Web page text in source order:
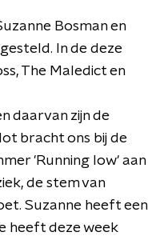
Bosman en
In de deze
The Maledict en
daarvan zijn de
bracht ons bij de
'Running low' aan
de stem van
Suzanne heeft een
heeft deze week